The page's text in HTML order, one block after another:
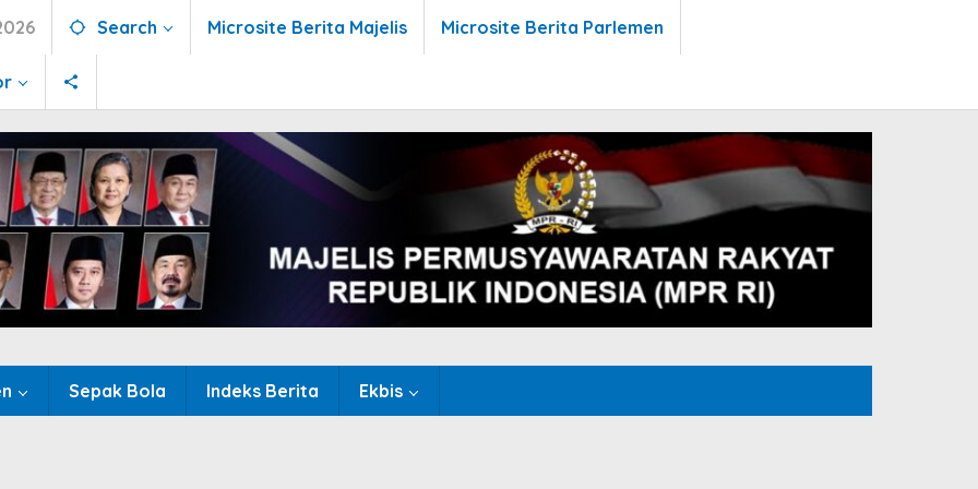
Search Microsite Berita Majelis Microsite Berita Parlemen
Sepak Bola Indeks Berita Ekbis